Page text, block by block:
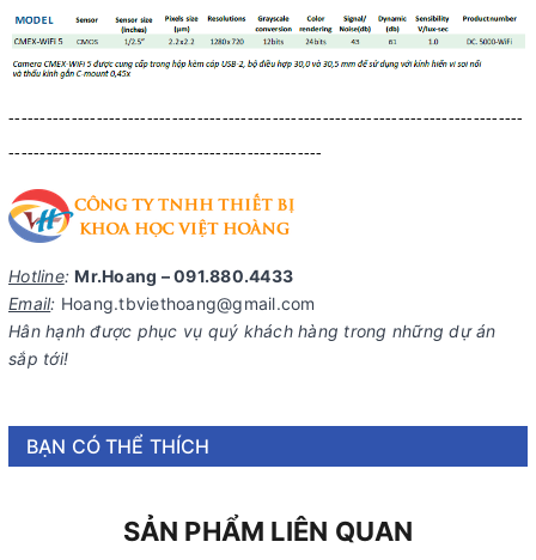
----------------------------------------------------------------------------------
--------------------------------------------------
Hotline: Mr.Hoang – 091.880.4433
Email: Hoang.tbviethoang@gmail.com
Hân hạnh được phục vụ quý khách hàng trong những dự án
sắp tới!
BẠN CÓ THỂ THÍCH
SẢN PHẨM LIÊN QUAN